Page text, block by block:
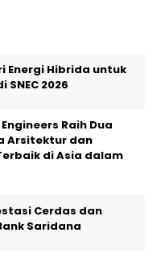
Energi Hibrida untuk
2026
Raih Dua
Arsitektur dan
di Asia dalam
Cerdas dan
Saridana